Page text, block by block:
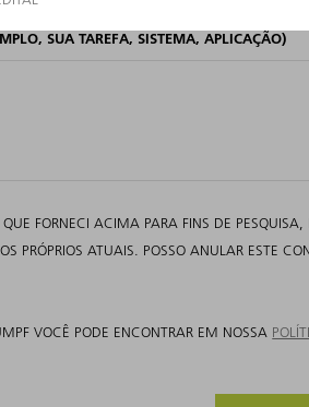
SUA TAREFA, SISTEMA, APLICAÇÃO)
FORNECI ACIMA PARA FINS DE
PRÓPRIOS ATUAIS. POSSO ANULAR ESTE
VOCÊ PODE ENCONTRAR EM NOSSA